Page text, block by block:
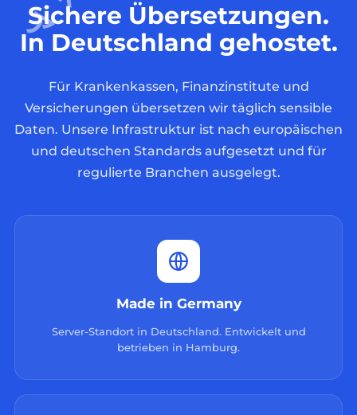
Sichere Übersetzungen.
In Deutschland gehostet.
Für Krankenkassen, Finanzinstitute und
Versicherungen übersetzen wir täglich sensible
Daten. Unsere Infrastruktur ist nach europäischen
und deutschen Standards aufgesetzt und für
regulierte Branchen ausgelegt.
Made in Germany
Server-Standort in Deutschland. Entwickelt und
betrieben in Hamburg.